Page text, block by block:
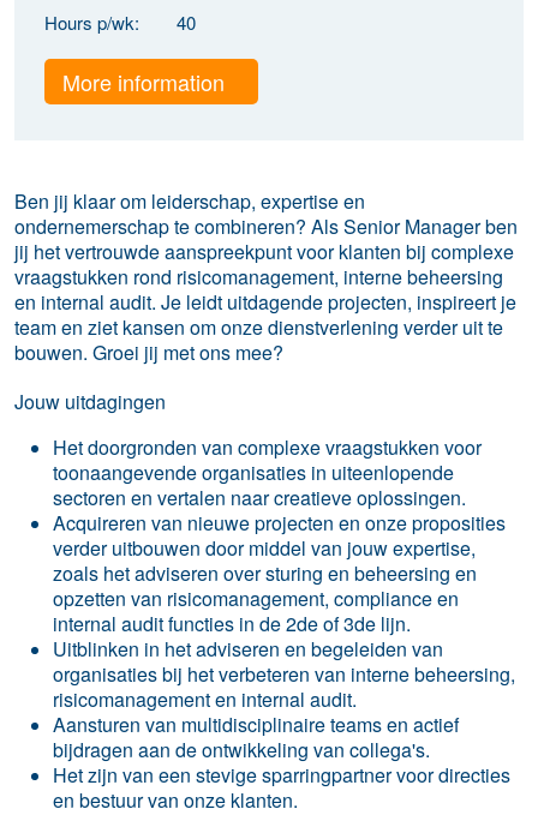
Hours p/wk:
40
More information
Ben jij klaar om leiderschap, expertise en
ondernemerschap te combineren? Als Senior Manager ben
jij het vertrouwde aanspreekpunt voor klanten bij complexe
vraagstukken rond risicomanagement, interne beheersing
en internal audit. Je leidt uitdagende projecten, inspireert je
team en ziet kansen om onze dienstverlening verder uit te
bouwen. Groei jij met ons mee?
Jouw uitdagingen
​​​Het doorgronden van complexe vraagstukken voor
toonaangevende organisaties in uiteenlopende
sectoren en vertalen naar creatieve oplossingen.
Acquireren van nieuwe projecten en onze proposities
verder uitbouwen door middel van jouw expertise,
zoals het adviseren over sturing en beheersing en
opzetten van risicomanagement, compliance en
internal audit functies in de 2de of 3de lijn.
Uitblinken in het adviseren en begeleiden van
organisaties bij het verbeteren van interne beheersing,
risicomanagement en internal audit.
Aansturen van multidisciplinaire teams en actief
bijdragen aan de ontwikkeling van collega's.
Het zijn van een stevige sparringpartner voor directies
en bestuur van onze klanten.